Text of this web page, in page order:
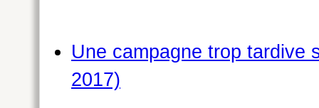
Une campagne trop tardive
2017)